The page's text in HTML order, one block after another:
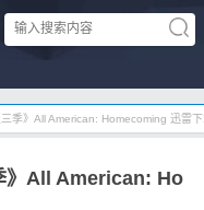
季》All American: Homecoming 迅雷
》All American: Ho